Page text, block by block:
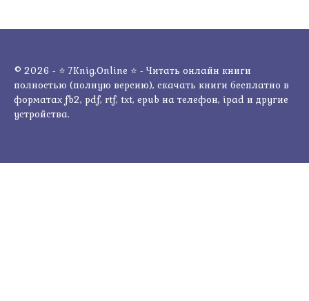
© 2026 - ⭐ 7Knig.Online ⭐ - Читать онлайн книги
полностью (полную версию), скачать книги бесплатно в
форматах fb2, pdf, rtf, txt, epub на телефон, ipad и другие
устройства.